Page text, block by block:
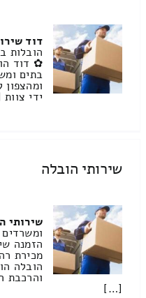
דוד
הובלות
✿ דוד
בתים
ידי
שירותי הובלה
שירותי
הזמנה
מכירת
הובלה
והרכבת
[…]